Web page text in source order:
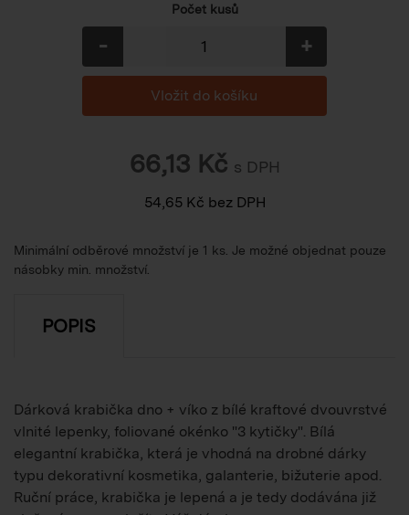
Počet kusů
- +
66,13Kč s DPH
54,65Kč bez DPH
Minimální odběrové množství je 1 ks. Je možné objednat pouze
násobky min. množství.
POPIS
Dárková krabička dno + víko z bílé kraftové dvouvrstvé
vlnité lepenky, foliované okénko "3 kytičky". Bílá
elegantní krabička, která je vhodná na drobné dárky
typu dekorativní kosmetika, galanterie, bižuterie apod.
Ruční práce, krabička je lepená a je tedy dodávána již